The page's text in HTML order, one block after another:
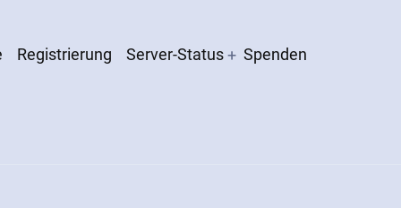
Registrierung Server-Status Spenden